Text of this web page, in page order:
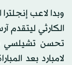
وبدا لاعب
تحسن تشيلسي
لامبارد بعد